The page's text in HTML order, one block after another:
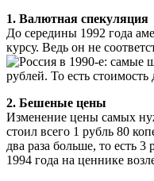
1. Валютная спекуляция
До середины 1992 года
курсу. Ведь он не
рублей. То есть
2. Бешеные цены
Изменение цены самых
стоил всего 1 рубль 80
два раза больше, то есть
1994 года на ценнике